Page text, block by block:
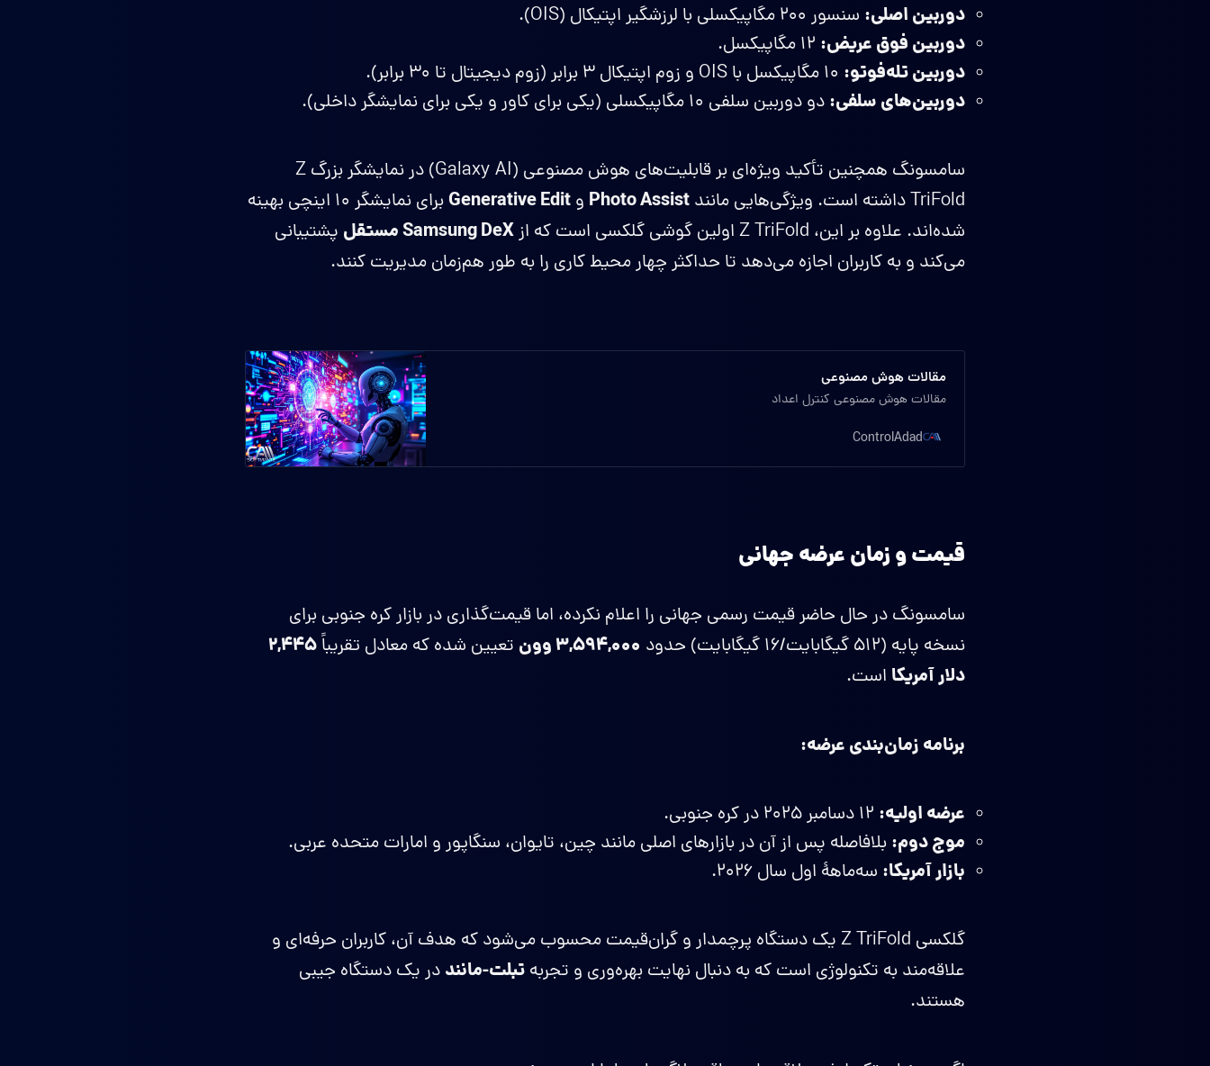
دوربین اصلی: سنسور ۲۰۰ مگاپیکسلی با لرزشگیر اپتیکال (OIS).
دوربین فوق عریض:
دوربین تله‌فوتو:
دوربین‌های سلفی: دو دوربین سلفی ۱۰ مگاپیکسلی (یکی برای کاور و یکی برای نمایشگر داخلی).
سامسونگ همچنین تأکید ویژه‌ای بر قابلیت‌های هوش مصنوعی (Galaxy AI) در نمایشگر بزرگ Z
TriFold داشته است. ویژگی‌هایی مانند
Photo Assist و Generative Edit
برای نمایشگر ۱۰ اینچی بهینه
شده‌اند. علاوه بر این، Z TriFold اولین گوشی گلکسی است که از
Samsung DeX مستقل
پشتیبانی
می‌کند و به کاربران اجازه می‌دهد تا حداکثر چهار محیط کاری را به طور هم‌زمان مدیریت کنند.
مقالات هوش مصنوعی
مقالات هوش مصنوعی کنترل اعداد
ControlAdad
قیمت و زمان عرضه جهانی
سامسونگ در حال حاضر قیمت رسمی جهانی را اعلام نکرده، اما قیمت‌گذاری در بازار کره جنوبی برای
نسخه پایه (۵۱۲ گیگابایت/۱۶ گیگابایت) حدود
۳,۵۹۴,۰۰۰ وون تعیین شده که معادل تقریباً ۲,۴۴۵
دلار آمریکا است.
برنامه زمان‌بندی عرضه:
عرضه اولیه:
موج دوم: بلافاصله پس از آن در بازارهای اصلی مانند چین، تایوان، سنگاپور و امارات متحده عربی.
بازار آمریکا: سه‌ماهۀ اول سال ۲۰۲۶.
گلکسی Z TriFold یک دستگاه پرچمدار و گران‌قیمت محسوب می‌شود که هدف آن، کاربران حرفه‌ای و
علاقه‌مند به تکنولوژی است که به دنبال نهایت بهره‌وری و تجربه تبلت-مانند در یک دستگاه جیبی
هستند.